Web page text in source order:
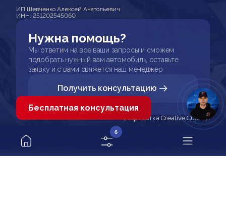
ИП Шевченко Алексей Анатольевич
ИНН: 251202545060
Нужна помощь?
Мы ответим на все ваши запросы и сможем
подобрать нужный вам автомобиль, оставьте
заявку и с вами свяжется наш менеджер
Получить консультацию
Разработка Creative Custom
6
Бесплатная консультация